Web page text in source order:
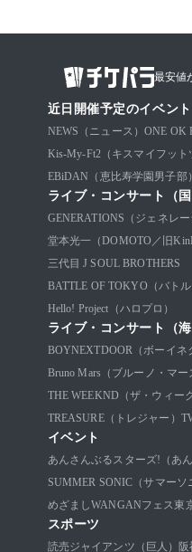
最安値
近日開催予定のイベント
NEWS（ニュース） ONE OK
Kis-My-Ft2（キスマイフット
EBiDAN（恵比寿学園男子部）
ライブ・コンサート（国
GENERATIONS（ジェネレー
堂本光一（DOMOTO／旧
三代目 J SOUL BROTHERS
BATTLE OF TOKYO（バトル
Hello! Project（ハロプロ）
ライブ・コンサート（海
BOYNEXTDOOR（ボーイネ
Bruno Mars（ブルーノ・マー
THE WEEKND（ザ・ウィー
TREASURE（トレジャー）
イベント
あんさんぶるスターズ!（あん
SUMMER SONIC（サマーソ
めざましWANGANフェス東
スポーツ
読売ジャイアンツ（巨人）